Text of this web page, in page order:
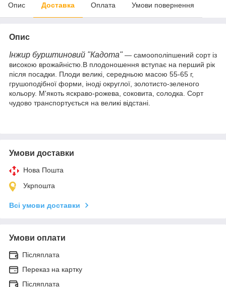
Опис Доставка Оплата Умови повернення
Опис
Інжир бурштиновий "Кадота" — самоополіпшений сорт із
високою врожайністю.В плодоношення вступає на перший рік
після посадки. Плоди великі, середньою масою 55-65 г,
грушоподібної форми, іноді округлої, золотисто-зеленого
кольору. М'якоть яскраво-рожева, соковита, солодка. Сорт
чудово транспортується на великі відстані.
Умови доставки
Нова Пошта
Укрпошта
Всі умови доставки
Умови оплати
Післяплата
Переказ на картку
Післяплата